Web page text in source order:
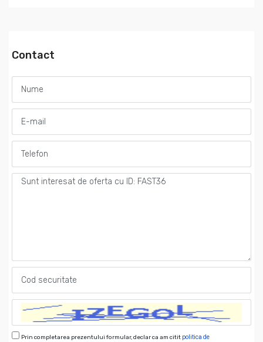
Contact
Prin completarea prezentului formular, declar ca am citit politica de